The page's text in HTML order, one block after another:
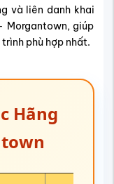
và liên danh khai
Morgantown, giúp
phù hợp nhất.
Hãng